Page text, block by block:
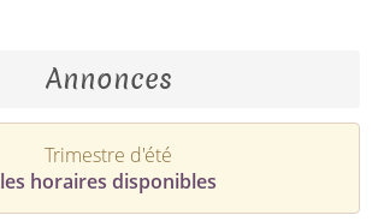
Annonces
Trimestre d'été
les horaires disponibles